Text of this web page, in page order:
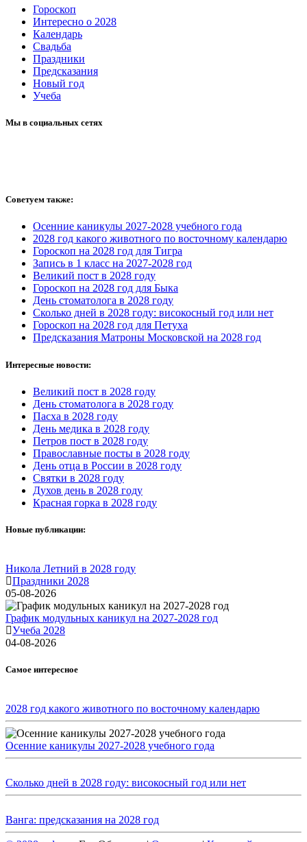
Гороскоп
Интересно о 2028
Календарь
Свадьба
Праздники
Предсказания
Новый год
Учеба
Мы в социальных сетях
Советуем также:
Осенние каникулы 2027-2028 учебного года
2028 год какого животного по восточному календарю
Гороскоп на 2028 год для Тигра
Запись в 1 класс на 2027-2028 год
Великий пост в 2028 году
Гороскоп на 2028 год для Быка
День стоматолога в 2028 году
Сколько дней в 2028 году: високосный год или нет
Гороскоп на 2028 год для Петуха
Предсказания Матроны Московской на 2028 год
Интересные новости:
Великий пост в 2028 году
День стоматолога в 2028 году
Пасха в 2028 году
День медика в 2028 году
Петров пост в 2028 году
Православные посты в 2028 году
День отца в России в 2028 году
Святки в 2028 году
Духов день в 2028 году
Красная горка в 2028 году
Новые публикации:
Никола Летний в 2028 году
Праздники 2028
05-08-2026
График модульных каникул на 2027-2028 год
Учеба 2028
04-08-2026
Самое интересное
2028 год какого животного по восточному календарю
Осенние каникулы 2027-2028 учебного года
Сколько дней в 2028 году: високосный год или нет
Ванга: предсказания на 2028 год